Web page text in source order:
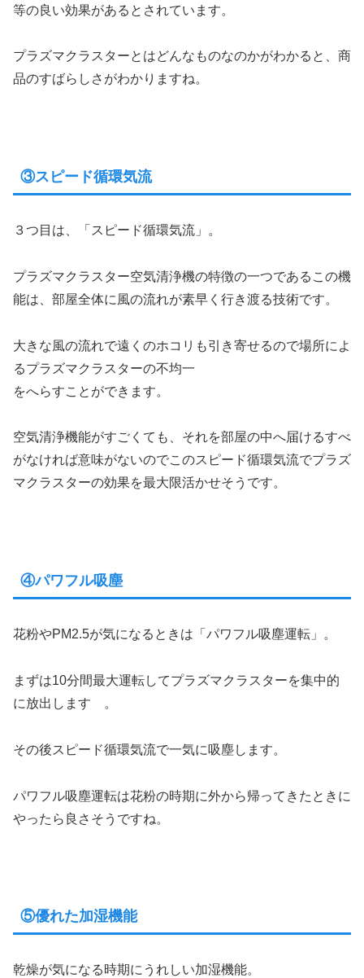
等の良い効果があるとされています。
プラズマクラスターとはどんなものなのかがわかると、商
品のすばらしさがわかりますね。
③スピード循環気流
３つ目は、「スピード循環気流」。
プラズマクラスター空気清浄機の特徴の一つであるこの機
能は、部屋全体に風の流れが素早く行き渡る技術です。
大きな風の流れで遠くのホコリも引き寄せるので場所によ
るプラズマクラスターの不均一
をへらすことができます。
空気清浄機能がすごくても、それを部屋の中へ届けるすべ
がなければ意味がないのでこのスピード循環気流でプラズ
マクラスターの効果を最大限活かせそうです。
④パワフル吸塵
花粉やPM2.5が気になるときは「パワフル吸塵運転」。
まずは10分間最大運転してプラズマクラスターを集中的
に放出します 。
その後スピード循環気流で一気に吸塵します。
パワフル吸塵運転は花粉の時期に外から帰ってきたときに
やったら良さそうですね。
⑤優れた加湿機能
乾燥が気になる時期にうれしい加湿機能。